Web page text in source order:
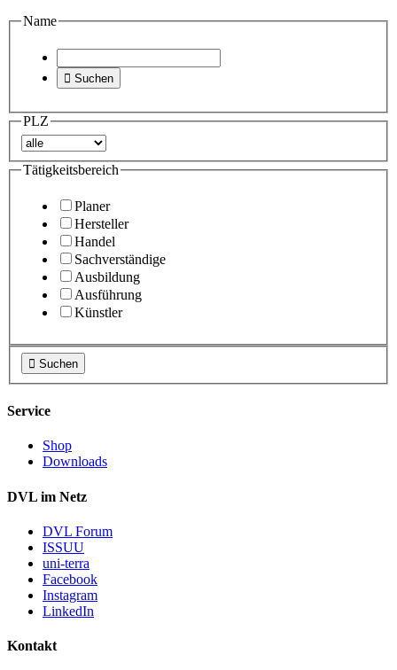
Name
 Suchen
PLZ
Tätigkeitsbereich
Planer
Hersteller
Handel
Sachverständige
Ausbildung
Ausführung
Künstler
 Suchen
Service
Shop
Downloads
DVL im Netz
DVL Forum
ISSUU
uni-terra
Facebook
Instagram
LinkedIn
Kontakt